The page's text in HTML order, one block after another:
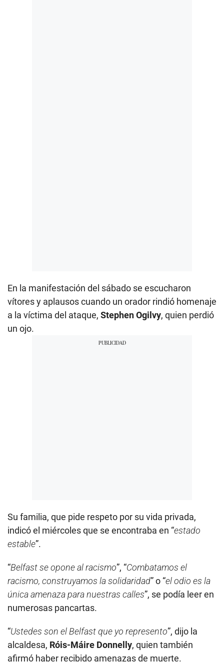
En la manifestación del sábado se escucharon
vítores y aplausos cuando un orador rindió homenaje
a la víctima del ataque, Stephen Ogilvy, quien perdió
un ojo.
Su familia, que pide respeto por su vida privada,
indicó el miércoles que se encontraba en “estado
estable”.
“Belfast se opone al racismo”, “Combatamos el
racismo, construyamos la solidaridad” o “el odio es la
única amenaza para nuestras calles”, se podía leer en
numerosas pancartas.
“Ustedes son el Belfast que yo represento”, dijo la
alcaldesa, Róis-Máire Donnelly, quien también
afirmó haber recibido amenazas de muerte.